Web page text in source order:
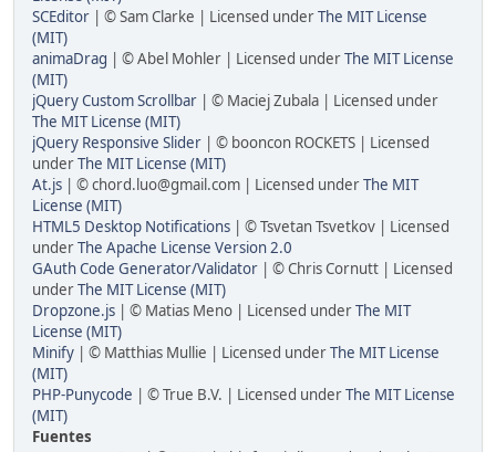
SCEditor | © Sam Clarke | Licensed underThe MIT License
(MIT)
animaDrag | © Abel Mohler | Licensed underThe MIT License
(MIT)
jQuery Custom Scrollbar | © Maciej Zubala | Licensed under
The MIT License (MIT)
jQuery Responsive Slider | © booncon ROCKETS | Licensed
underThe MIT License (MIT)
At.js | © chord.luo@gmail.com | Licensed underThe MIT
License (MIT)
HTML5 Desktop Notifications | © Tsvetan Tsvetkov | Licensed
underThe Apache License Version 2.0
GAuth Code Generator/Validator | © Chris Cornutt | Licensed
underThe MIT License (MIT)
Dropzone.js | © Matias Meno | Licensed underThe MIT
License (MIT)
Minify | © Matthias Mullie | Licensed underThe MIT License
(MIT)
PHP-Punycode | © True B.V. | Licensed underThe MIT License
(MIT)
Fuentes